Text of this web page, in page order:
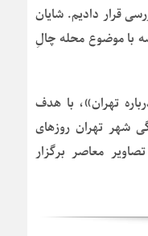
قرار دادیم. شایان
با موضوع محله چالِ
تهران»، با هدف
شهر تهران روزهای
معاصر برگزار